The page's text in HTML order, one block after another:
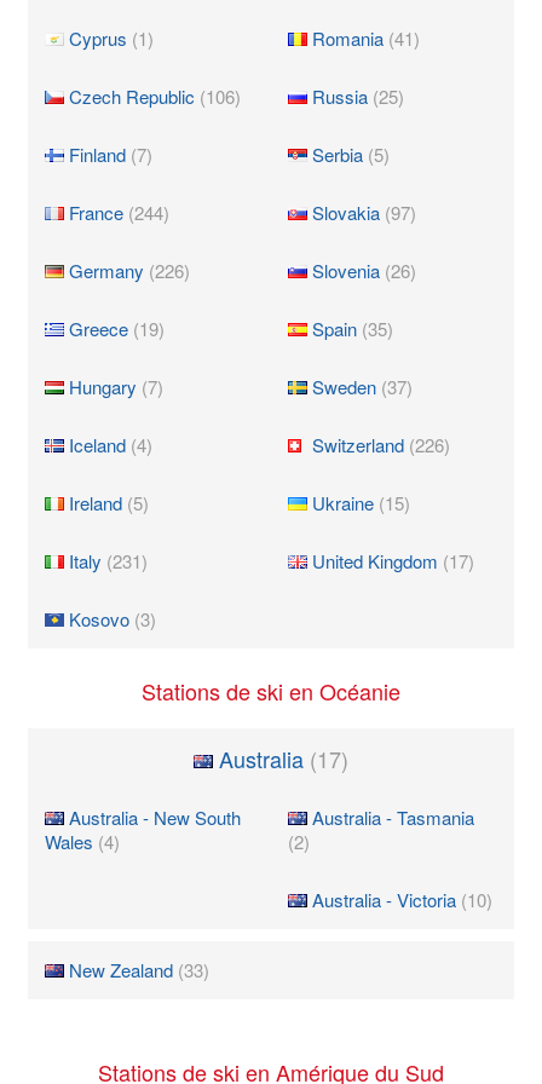
Cyprus (1)
Czech Republic (106)
Finland (7)
France (244)
Germany (226)
Greece (19)
Hungary (7)
Iceland (4)
Ireland (5)
Italy (231)
Kosovo (3)
Romania (41)
Russia (25)
Serbia (5)
Slovakia (97)
Slovenia (26)
Spain (35)
Sweden (37)
Switzerland (226)
Ukraine (15)
United Kingdom (17)
Stations de ski en Océanie
Australia (17)
Australia - New South
Wales (4)
Australia - Tasmania
(2)
Australia - Victoria (10)
New Zealand (33)
Stations de ski en Amérique du Sud